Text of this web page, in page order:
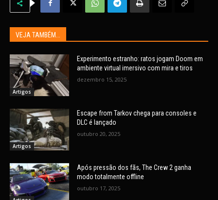
VEJA TAMBÉM...
Artigos
Experimento estranho: ratos jogam Doom em
ambiente virtual imersivo com mira e tiros
dezembro 15, 2025
Artigos
Escape from Tarkov chega para consoles e
DLC é lançado
outubro 20, 2025
Após pressão dos fãs, The Crew 2 ganha
modo totalmente offline
outubro 17, 2025